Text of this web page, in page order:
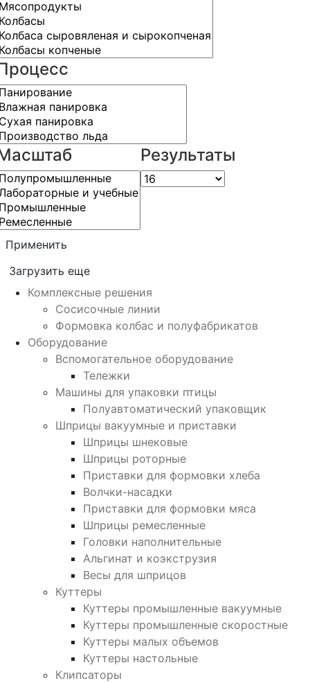
Результаты
Применить
Загрузить еще
Комплексные решения
Сосисочные линии
Формовка колбас и полуфабрикатов
Оборудование
Вспомогательное оборудование
Тележки
Машины для упаковки птицы
Полуавтоматический упаковщик
Шприцы вакуумные и приставки
Шприцы шнековые
Шприцы роторные
Приставки для формовки хлеба
Волчки-насадки
Приставки для формовки мяса
Шприцы ремесленные
Головки наполнительные
Альгинат и коэкструзия
Весы для шприцов
Куттеры
Куттеры промышленные вакуумные
Куттеры промышленные скоростные
Куттеры малых объемов
Куттеры настольные
Клипсаторы